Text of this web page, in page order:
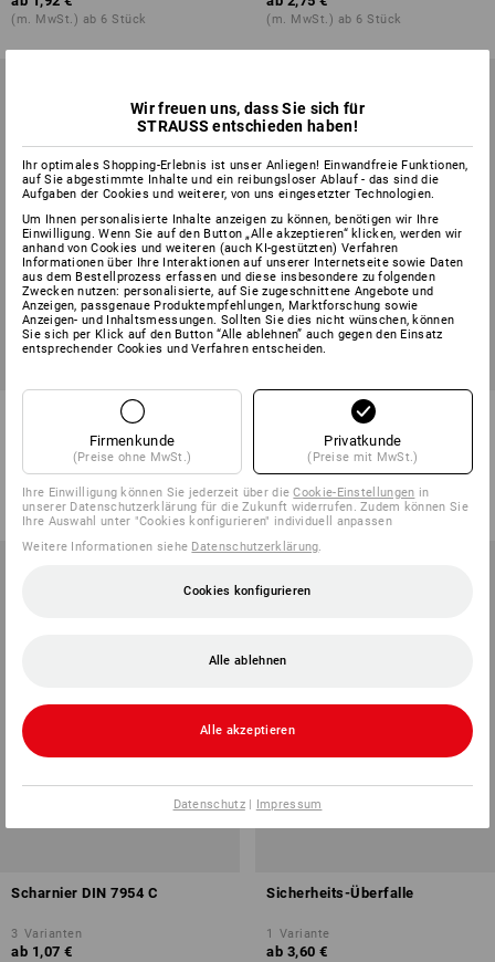
(m. MwSt.) ab 6 Stück (m. MwSt.) ab 6 Stück
Doppeltor-Überwurf
Variante
ab 10,44 €
(m. MwSt.) ab 6 Stück
Balkenschuhe nach außen
abgewinkelt
Varianten
ab 1,80 €
(m. MwSt.) ab 50 Stück
Scharnier DIN 7954 C
3 Varianten
ab 1,07 €
Sicherheits-Überfalle
1 Variante
ab 3,60 €
Wir freuen uns, dass Sie sich für
STRAUSS entschieden haben!
Ihr optimales Shopping-Erlebnis ist unser Anliegen! Einwandfreie Funktionen,
auf Sie abgestimmte Inhalte und ein reibungsloser Ablauf - das sind die
Aufgaben der Cookies und weiterer, von uns eingesetzter Technologien.
Um Ihnen personalisierte Inhalte anzeigen zu können, benötigen wir Ihre
Einwilligung. Wenn Sie auf den Button „Alle akzeptieren“ klicken, werden wir
anhand von Cookies und weiteren (auch KI-gestützten) Verfahren
Informationen über Ihre Interaktionen auf unserer Internetseite sowie Daten
aus dem Bestellprozess erfassen und diese insbesondere zu folgenden
Zwecken nutzen: personalisierte, auf Sie zugeschnittene Angebote und
Anzeigen, passgenaue Produktempfehlungen, Marktforschung sowie
Anzeigen- und Inhaltsmessungen. Sollten Sie dies nicht wünschen, können
Sie sich per Klick auf den Button “Alle ablehnen” auch gegen den Einsatz
entsprechender Cookies und Verfahren entscheiden.
Firmenkunde
(Preise ohne MwSt.)
Privatkunde
(Preise mit MwSt.)
Ihre Einwilligung können Sie jederzeit über dieCookie-Einstellungen in
unserer Datenschutzerklärung für die Zukunft widerrufen. Zudem können Sie
Ihre Auswahl unter "Cookies konfigurieren" individuell anpassen
Weitere Informationen siehe Datenschutzerklärung
Cookies konfigurieren
Alle ablehnen
Alle akzeptieren
Datenschutz| Impressum